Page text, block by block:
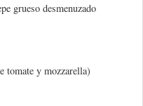
grueso desmenuzado
tomate y mozzarella)